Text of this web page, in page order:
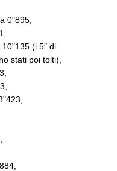
0"895,
(i 5″ di
stati poi tolti),